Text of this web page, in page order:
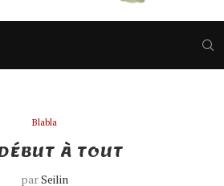
Blabla
À TOUT
parSeilin